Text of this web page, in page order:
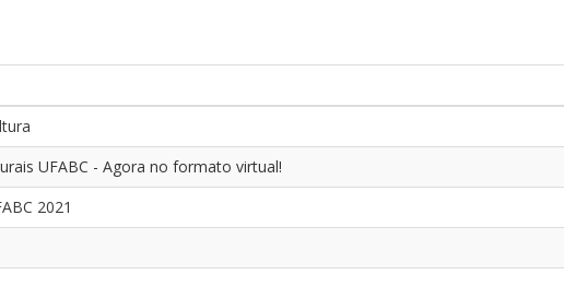
UFABC - Agora no formato virtual!
2021